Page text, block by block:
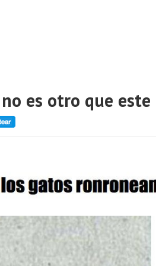
es otro que este